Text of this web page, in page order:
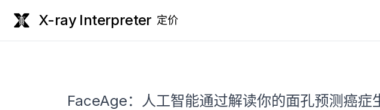
X-ray Interpreter 定价
FaceAge：人工智能通过解读你的面孔预测癌症